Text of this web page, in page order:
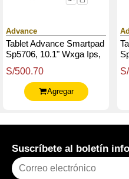
Advance
Tablet Advance Smartpad
Sp5706, 10.1" Wxga Ips,
64Gb, Android 13
S/500.70
Agregar
Suscríbete al boletín